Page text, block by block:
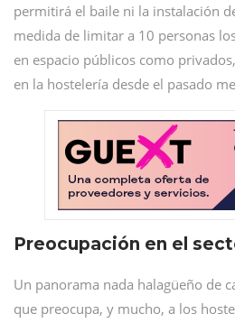
permitirá el baile ni la instalación
medida de limitar a 10 personas
en espacio públicos como
en la hostelería desde el pasado
Preocupación en el
Un panorama nada halagüeño de
que preocupa, y mucho, a los